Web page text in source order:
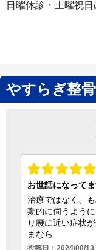
日曜休診・土曜祝日
やすらぎ整